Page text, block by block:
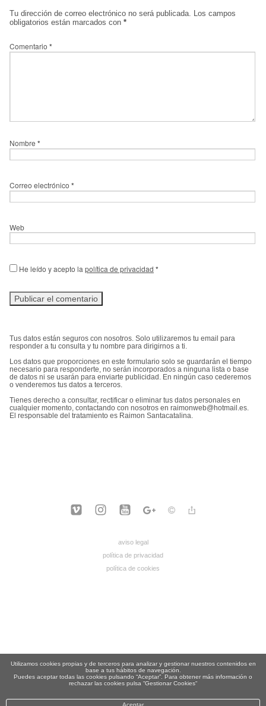
Tu dirección de correo electrónico no será publicada. Los campos
obligatorios están marcados con *
Comentario *
Nombre *
Correo electrónico *
Web
He leído y acepto la política de privacidad *
Tus datos están seguros con nosotros. Solo utilizaremos tu email para
responder a tu consulta y tu nombre para dirigirnos a ti.
Los datos que proporciones en este formulario solo se guardarán el tiempo
necesario para responderte, no serán incorporados a ninguna lista o base
de datos ni se usarán para enviarte publicidad. En ningún caso cederemos
o venderemos tus datos a terceros.
Tienes derecho a consultar, rectificar o eliminar tus datos personales en
cualquier momento, contactando con nosotros en raimonweb@hotmail.es.
El responsable del tratamiento es Raimon Santacatalina.
aviso legal
política de privacidad
política de cookies
Utilizamos cookies propias y de terceros para analizar y gestionar nuestros contenidos en
base a tus hábitos de navegación.
Puedes aceptar todas las cookies pulsando “Aceptar”. Para obtener más información o
rechazar las cookies pulsa “Gestionar Cookies“
Aceptar